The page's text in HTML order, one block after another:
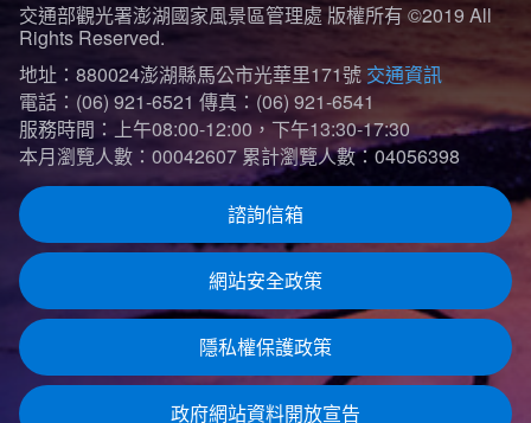
交通部觀光署澎湖國家風景區管理處 版權所有 ©2019 All
Rights Reserved.
地址：880024澎湖縣馬公市光華里171號 交通資訊
電話：(06) 921-6521 傳真：(06) 921-6541
服務時間：上午08:00-12:00，下午13:30-17:30
本月瀏覽人數：00042607 累計瀏覽人數：04056398
諮詢信箱
網站安全政策
隱私權保護政策
政府網站資料開放宣告